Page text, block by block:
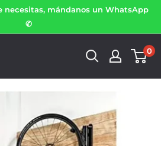
necesitas, mándanos un WhatsApp
✆
0